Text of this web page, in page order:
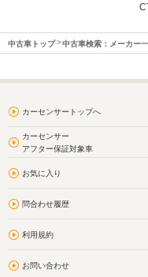
中古車トップ 中古車検索：メーカー
カーセンサートップへ
カーセンサー
アフター保証対象車
お気に入り
問合わせ履歴
利用規約
お問い合わせ